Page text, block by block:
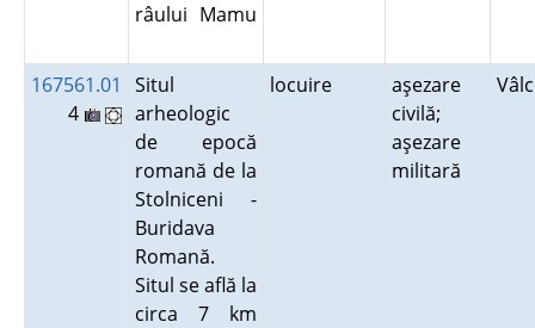
râului Mamu
167561.01
4
Situl
arheologic
de epocă
romană de la
Stolniceni -
Buridava
Romană.
Situl se află la
circa 7 km
locuire
aşezare
civilă;
aşezare
militară